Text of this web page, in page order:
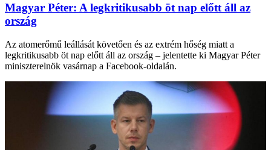
Magyar Péter: A legkritikusabb öt nap előtt áll az
ország
Az atomerőmű leállását követően és az extrém hőség miatt a
legkritikusabb öt nap előtt áll az ország – jelentette ki Magyar Péter
miniszterelnök vasárnap a Facebook-oldalán.